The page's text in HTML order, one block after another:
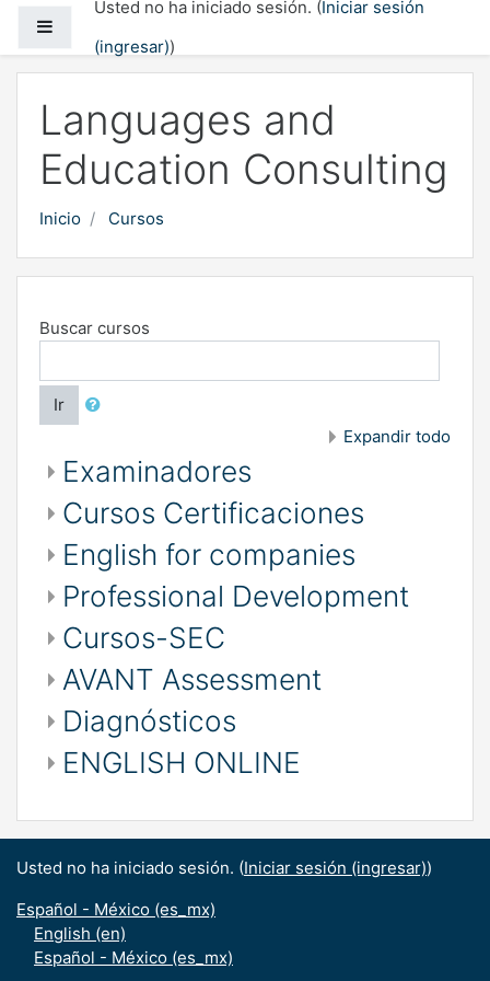
Saltar al contenido principal
Usted no ha iniciado sesión. (Iniciar sesión
(ingresar))
Languages and
Education Consulting
Inicio Cursos
Buscar cursos
Ir
Expandir todo
Examinadores
Cursos Certificaciones
English for companies
Professional Development
Cursos-SEC
AVANT Assessment
Diagnósticos
ENGLISH ONLINE
Usted no ha iniciado sesión. (Iniciar sesión (ingresar))
Español - México ‎(es_mx)‎
English ‎(en)‎
Español - México ‎(es_mx)‎